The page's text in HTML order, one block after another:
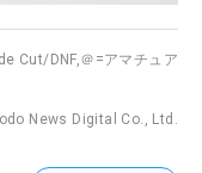
Cut/DNF,＠=アマチュア
News Digital Co., Ltd.